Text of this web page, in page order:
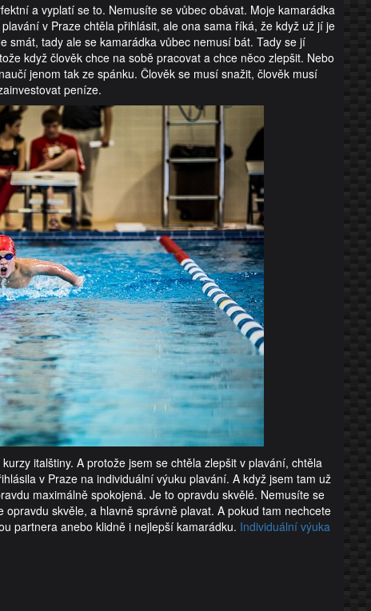
a vyplatí se to. Nemusíte se vůbec obávat. Moje kamarádka
v Praze chtěla přihlásit, ale ona sama říká, že když už jí je
smát, tady ale se kamarádka vůbec nemusí bát. Tady se jí
když člověk chce na sobě pracovat a chce něco zlepšit. Nebo
jenom tak ze spánku. Člověk se musí snažit, člověk musí
peníze.
italštiny. A protože jsem se chtěla zlepšit v plavání, chtěla
v Praze na individuální výuku plavání. A když jsem tam už
maximálně spokojená. Je to opravdu skvělé. Nemusíte se
skvěle, a hlavně správně plavat. A pokud tam nechcete
partnera anebo klidně i nejlepší kamarádku. Individuální výuka